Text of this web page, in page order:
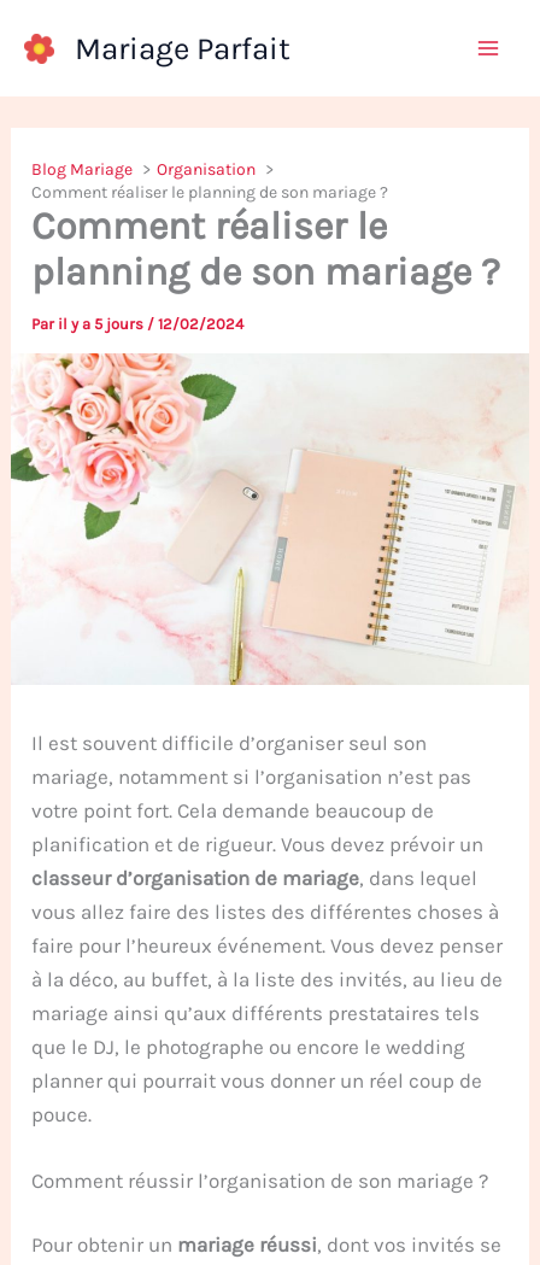
Mariage Parfait
Blog Mariage
Organisation
Comment réaliser le planning de son mariage ?
Comment réaliser le
planning de son mariage ?
Par il y a 5 jours /12/02/2024
Il est souvent difficile d’organiser seul son
mariage, notamment si l’organisation n’est pas
votre point fort. Cela demande beaucoup de
planification et de rigueur. Vous devez prévoir un
classeur d’organisation de mariage, dans lequel
vous allez faire des listes des différentes choses à
faire pour l’heureux événement. Vous devez penser
à la déco, au buffet, à la liste des invités, au lieu de
mariage ainsi qu’aux différents prestataires tels
que le DJ, le photographe ou encore le wedding
planner qui pourrait vous donner un réel coup de
pouce.
Comment réussir l’organisation de son mariage ?
Pour obtenir un mariage réussi, dont vos invités se